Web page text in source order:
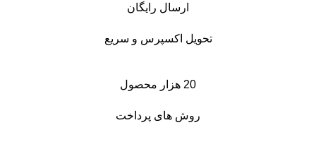
ارسال رایگان
تحویل اکسپرس و سریع
20 هزار محصول
روش های پرداخت